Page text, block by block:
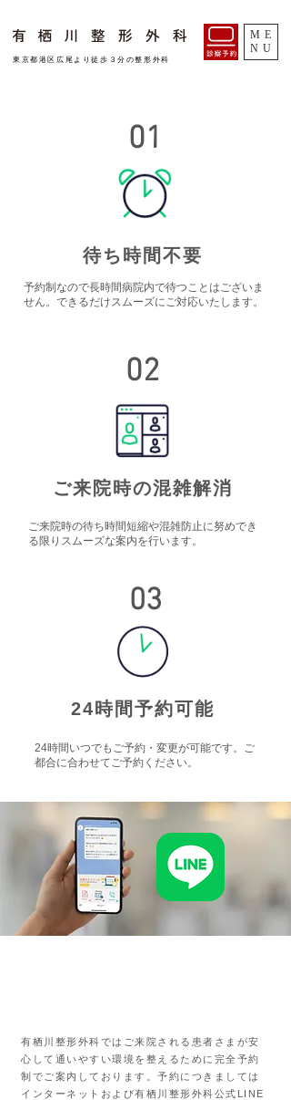
​東京都港区広尾より徒歩３分の整形外科
ME
NU
01
​待ち時間不要
​予約制なので長時間病院内で待つことはございま
せん。できるだけスムーズにご対応いたします。
02
​ご来院時の混雑解消​
ご来院時の待ち時間短縮や混雑防止に努めでき
る限りスムーズな案内を行います。
03
24時間予約可能​
24時間いつでもご予約・変更が可能です。ご
都合に合わせてご予約ください。
​有栖川整形外科ではご来院される患者さまが安
心して通いやすい環境を整えるために完全予約
制でご案内しております。予約につきましては
インターネットおよび有栖川整形外科公式LINE